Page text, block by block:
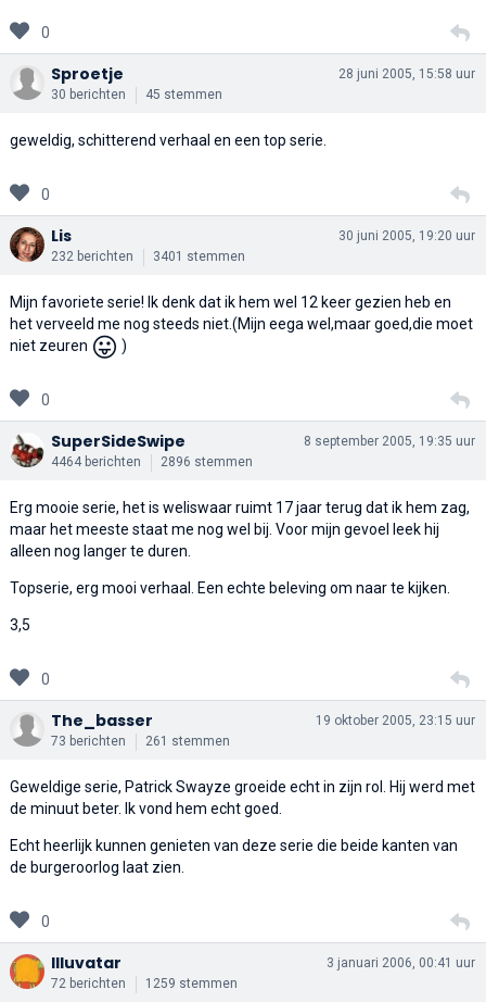
0
Sproetje
30 berichten 45 stemmen
28 juni 2005, 15:58 uur
geweldig, schitterend verhaal en een top serie.
0
Lis
232 berichten 3401 stemmen
30 juni 2005, 19:20 uur
Mijn favoriete serie! Ik denk dat ik hem wel 12 keer gezien heb en
het verveeld me nog steeds niet.(Mijn eega wel,maar goed,die moet
niet zeuren 😛 )
0
SuperSideSwipe
4464 berichten 2896 stemmen
8 september 2005, 19:35 uur
Erg mooie serie, het is weliswaar ruimt 17 jaar terug dat ik hem zag,
maar het meeste staat me nog wel bij. Voor mijn gevoel leek hij
alleen nog langer te duren.
Topserie, erg mooi verhaal. Een echte beleving om naar te kijken.
3,5
0
The_basser
73 berichten 261 stemmen
19 oktober 2005, 23:15 uur
Geweldige serie, Patrick Swayze groeide echt in zijn rol. Hij werd met
de minuut beter. Ik vond hem echt goed.
Echt heerlijk kunnen genieten van deze serie die beide kanten van
de burgeroorlog laat zien.
0
Illuvatar
72 berichten 1259 stemmen
3 januari 2006, 00:41 uur